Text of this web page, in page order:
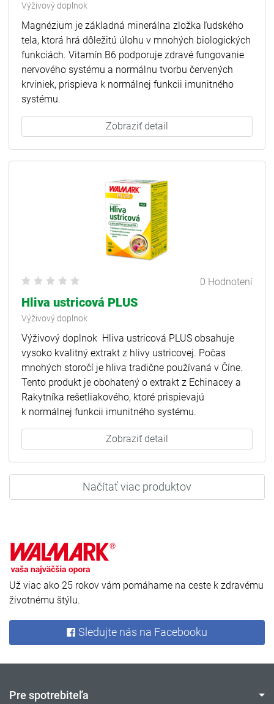
Výživový doplnok
Magnézium je základná minerálna zložka ľudského
tela, ktorá hrá dôležitú úlohu v mnohých biologických
funkciách. Vitamín B6 podporuje zdravé fungovanie
nervového systému a normálnu tvorbu červených
krviniek, prispieva k normálnej funkcii imunitného
systému.
Zobraziť detail
0 Hodnotení
Hliva ustricová PLUS
Výživový doplnok
Výživový doplnok Hliva ustricová PLUS obsahuje
vysoko kvalitný extrakt z hlivy ustricovej. Počas
mnohých storočí je hliva tradične používaná v Číne.
Tento produkt je obohatený o extrakt z Echinacey a
Rakytníka rešetliakového, ktoré prispievajú
k normálnej funkcii imunitného systému.
Zobraziť detail
Načítať viac produktov
Už viac ako 25 rokov vám pomáhame na ceste k zdravému
životnému štýlu.
Sledujte nás na Facebooku
Pre spotrebiteľa